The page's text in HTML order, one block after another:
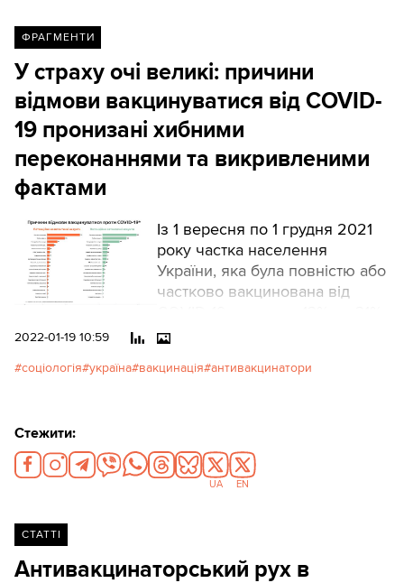
ФРАГМЕНТИ
У страху очі великі: причини
відмови вакцинуватися від COVID-
19 пронизані хибними
переконаннями та викривленими
фактами
Із 1 вересня по 1 грудня 2021
року частка населення
України, яка була повністю або
частково вакцинована від
Проте більшість досі
невакцинованими.
2022-01-19 10:59
соціологія україна вакцинація антивакцинатори
Стежити:
UA EN
СТАТТІ
Антивакцинаторський рух в